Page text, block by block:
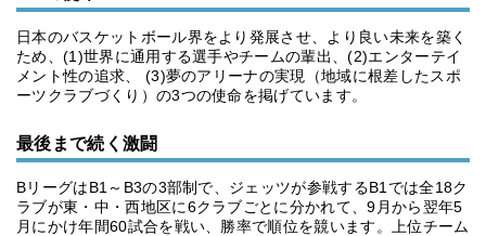
日本のバスケットボール界をより発展させ、より良い未来を築く
ため、(1)世界に通用する選手やチームの輩出、(2)エンターテイ
メント性の追求、 (3)夢のアリーナの実現（地域に根差したスポ
ーツクラブづくり）の3つの使命を掲げています。
最後まで続く激闘
BリーグはB1～B3の3部制で、ジェッツが参戦するB1では全18ク
ラブが東・中・西地区に6クラブごとに分かれて、9月から翌年5
月にかけ年間60試合を戦い、勝率で順位を競います。上位チーム